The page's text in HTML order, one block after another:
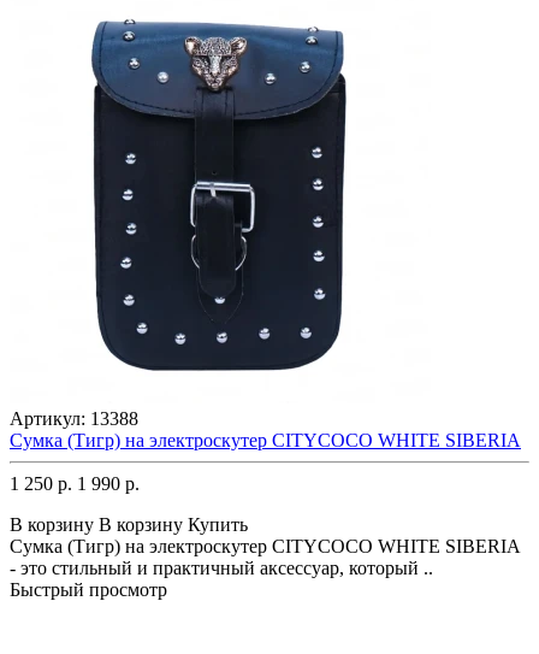
Артикул: 13388
Сумка (Тигр) на электроскутер CITYCOCO WHITE SIBERIA
1 250 р. 1 990 р.
В корзину В корзину Купить
Сумка (Тигр) на электроскутер CITYCOCO WHITE SIBERIA
- это стильный и практичный аксессуар, который ..
Быстрый просмотр